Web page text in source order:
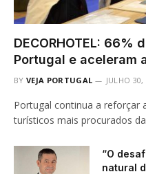
DECORHOTEL: 66%
Portugal e aceleram
BY VEJA PORTUGAL JULHO
Portugal continua a reforçar
turísticos mais procurados
“O
natural